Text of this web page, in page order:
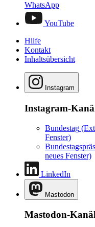
WhatsApp
YouTube
Hilfe
Kontakt
Inhaltsübersicht
Instagram
Instagram-
Bundestag
Fenster)
neues Fenster)
LinkedIn
Mastodon
Mastodon-